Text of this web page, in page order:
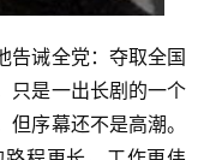
告诫全党：夺取全国
只是一出长剧的一个
序幕还不是高潮。